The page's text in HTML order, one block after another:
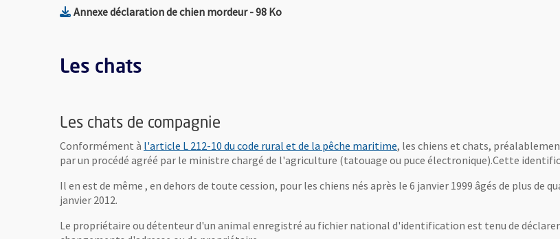
Annexe déclaration de chien mordeur, Fichier au format Pdf
- 98 Ko, Ouvre une nouvelle fenêtre
Les chats
Les chats de compagnie
Conformément à l'article L 212-10 du code rural et de la pêche maritime , Ouvre une nouvelle fenêtre
, les chiens et chats,
par un procédé agréé par le ministre chargé de l'agriculture (tatouage ou puce électronique).Cette
Il en est de même , en dehors de toute cession, pour les chiens nés après le 6 janvier 1999 âgés de plus de
janvier 2012.
Le propriétaire ou détenteur d'un animal enregistré au fichier national d'identification est tenu de